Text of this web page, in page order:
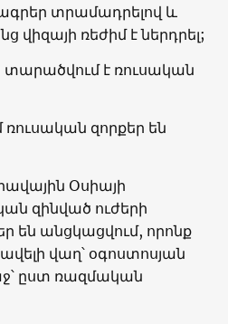
տրամադրելով և
ռեժիմ է ներդրել;
տարածվում է ռուսական
զորքեր են
Օսիայի
զինված ուժերի
են անցկացվում, որոնք
վաղ՝ օգոստոսյան
ըստ ռազմական